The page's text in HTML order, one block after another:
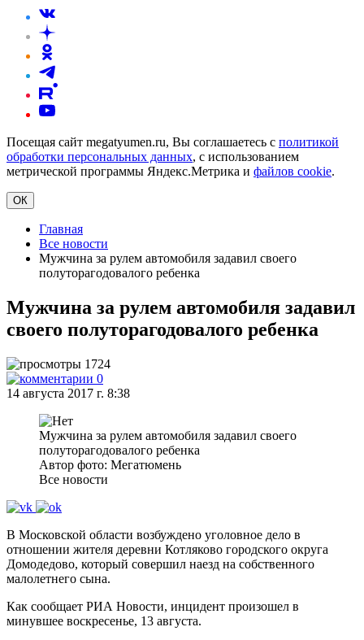
Посещая сайт megatyumen.ru, Вы соглашаетесь с политикой
обработки персональных данных, с использованием
метрической программы Яндекс.Метрика и файлов cookie.
ОК
Главная
Все новости
Мужчина за рулем автомобиля задавил своего
полуторагодовалого ребенка
Мужчина за рулем автомобиля задавил
своего полуторагодовалого ребенка
1724
0
14 августа 2017 г. 8:38
Мужчина за рулем автомобиля задавил своего
полуторагодовалого ребенка
Автор фото: Мегатюмень
Все новости
В Московской области возбуждено уголовное дело в
отношении жителя деревни Котляково городского округа
Домодедово, который совершил наезд на собственного
малолетнего сына.
Как сообщает РИА Новости, инцидент произошел в
минувшее воскресенье, 13 августа.